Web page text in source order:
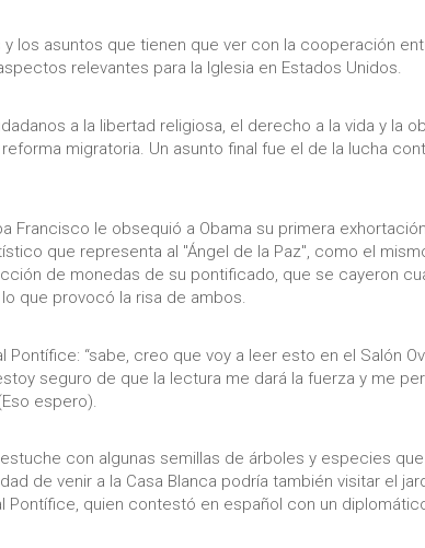
los asuntos que tienen que ver con la cooperación
relevantes para la Iglesia en Estados Unidos.
a la libertad religiosa, el derecho a la vida y la
migratoria. Un asunto final fue el de la lucha
Francisco le obsequió a Obama su primera
que representa al "Ángel de la Paz", como el
de monedas de su pontificado, que se cayeron
que provocó la risa de ambos.
“sabe, creo que voy a leer esto en el Salón
seguro de que la lectura me dará la fuerza y me
espero).
estuche con algunas semillas de árboles y especies
de venir a la Casa Blanca podría también visitar el
Pontífice, quien contestó en español con un